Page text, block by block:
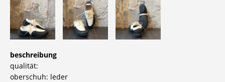
beschreibung
qualität:
oberschuh: leder